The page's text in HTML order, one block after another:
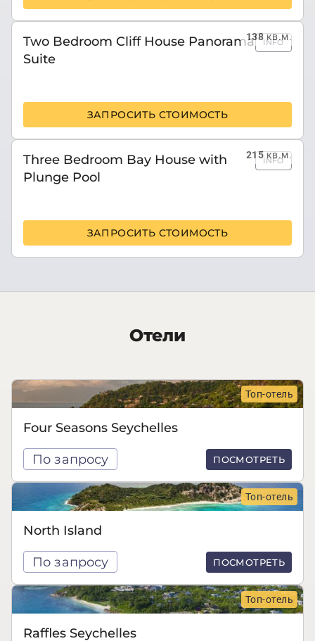
138кв.м.
Two Bedroom Cliff House Panorama
Suite
INFO
ЗАПРОСИТЬ СТОИМОСТЬ
215кв.м.
Three Bedroom Bay House with
Plunge Pool
INFO
ЗАПРОСИТЬ СТОИМОСТЬ
Отели
Топ-отель
Four Seasons Seychelles
По запросу ПОСМОТРЕТЬ
Топ-отель
North Island
По запросу ПОСМОТРЕТЬ
Топ-отель
Raffles Seychelles